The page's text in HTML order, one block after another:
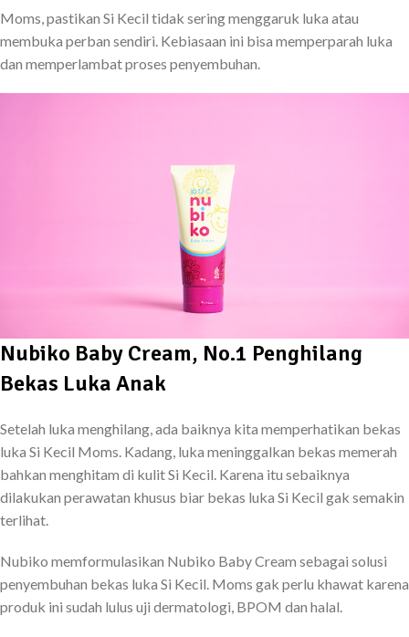
Moms, pastikan Si Kecil tidak sering menggaruk luka atau
membuka perban sendiri. Kebiasaan ini bisa memperparah luka
dan memperlambat proses penyembuhan.
Nubiko Baby Cream, No.1 Penghilang
Bekas Luka Anak
Setelah luka menghilang, ada baiknya kita memperhatikan bekas
luka Si Kecil Moms. Kadang, luka meninggalkan bekas memerah
bahkan menghitam di kulit Si Kecil. Karena itu sebaiknya
dilakukan perawatan khusus biar bekas luka Si Kecil gak semakin
terlihat.
Nubiko memformulasikan Nubiko Baby Cream sebagai solusi
penyembuhan bekas luka Si Kecil. Moms gak perlu khawat karena
produk ini sudah lulus uji dermatologi, BPOM dan halal.